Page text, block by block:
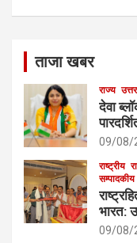
ताजा खबर
राज्य
देवा
09/08/
राष्ट्रीय
सम्पादकीय
भारत:
09/08/